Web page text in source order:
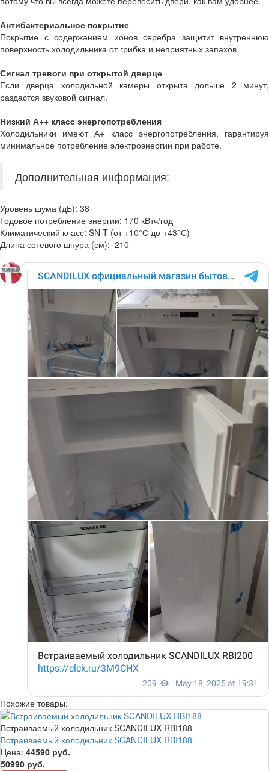
Антибактериальное покрытие
Покрытие с содержанием ионов серебра защитит внутреннюю
поверхность холодильника от грибка и неприятных запахов
Сигнал тревоги при открытой дверце
Если дверца холодильной камеры открыта дольше 2 минут,
раздастся звуковой сигнал.
Низкий А++ класс энергопотребления
Холодильники имеют А+ класс энергопотребления, гарантируя
минимальное потребление электроэнергии при работе.
Дополнительная информация:
Уровень шума (дБ): 38
Годовое потребление энергии: 170 кВтч/год
Климатический класс: SN-T (от +10°С до +43°С)
Длина сетевого шнура (см): 210
Похожие товары:
Встраиваемый холодильник SCANDILUX RBI188
Встраиваемый холодильник SCANDILUX RBI188
Цена: 44590 руб.
50990 руб.